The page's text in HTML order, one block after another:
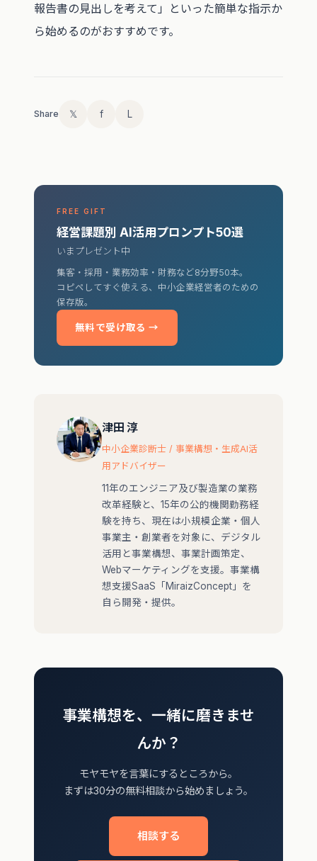
報告書の見出しを考えて」といった簡単な指示か
ら始めるのがおすすめです。
Share 𝕏 f L
FREE GIFT
経営課題別 AI活用プロンプト50選
いまプレゼント中
集客・採用・業務効率・財務など8分野50本。
コピペしてすぐ使える、中小企業経営者のための
保存版。
無料で受け取る →
津田 淳
中小企業診断士 / 事業構想・生成AI活
用アドバイザー
11年のエンジニア及び製造業の業務
改革経験と、15年の公的機関勤務経
験を持ち、現在は小規模企業・個人
事業主・創業者を対象に、デジタル
活用と事業構想、事業計画策定、
Webマーケティングを支援。事業構
想支援SaaS「MiraizConcept」を
自ら開発・提供。
事業構想を、一緒に磨きませ
んか？
モヤモヤを言葉にするところから。
まずは30分の無料相談から始めましょう。
相談する